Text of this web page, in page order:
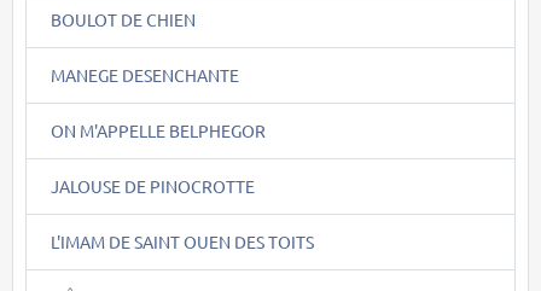
BOULOT DE CHIEN
MANEGE DESENCHANTE
ON M'APPELLE BELPHEGOR
JALOUSE DE PINOCROTTE
L'IMAM DE SAINT OUEN DES TOITS